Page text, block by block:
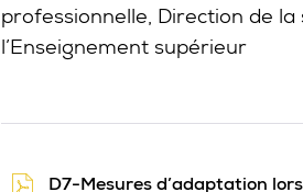
professionnelle, Direction de
l’Enseignement supérieur
D7-Mesures d’adaptation